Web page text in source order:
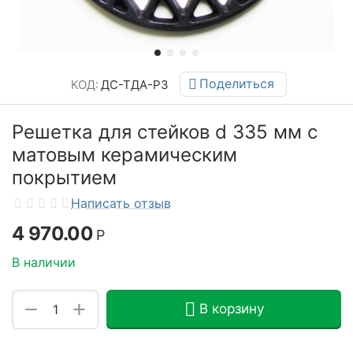
КОД: ДС-ТДА-Р3 Поделиться
Решетка для стейков d 335 мм с
матовым керамическим
покрытием
Написать отзыв
4 970.00 Р
В наличии
+
− В корзину